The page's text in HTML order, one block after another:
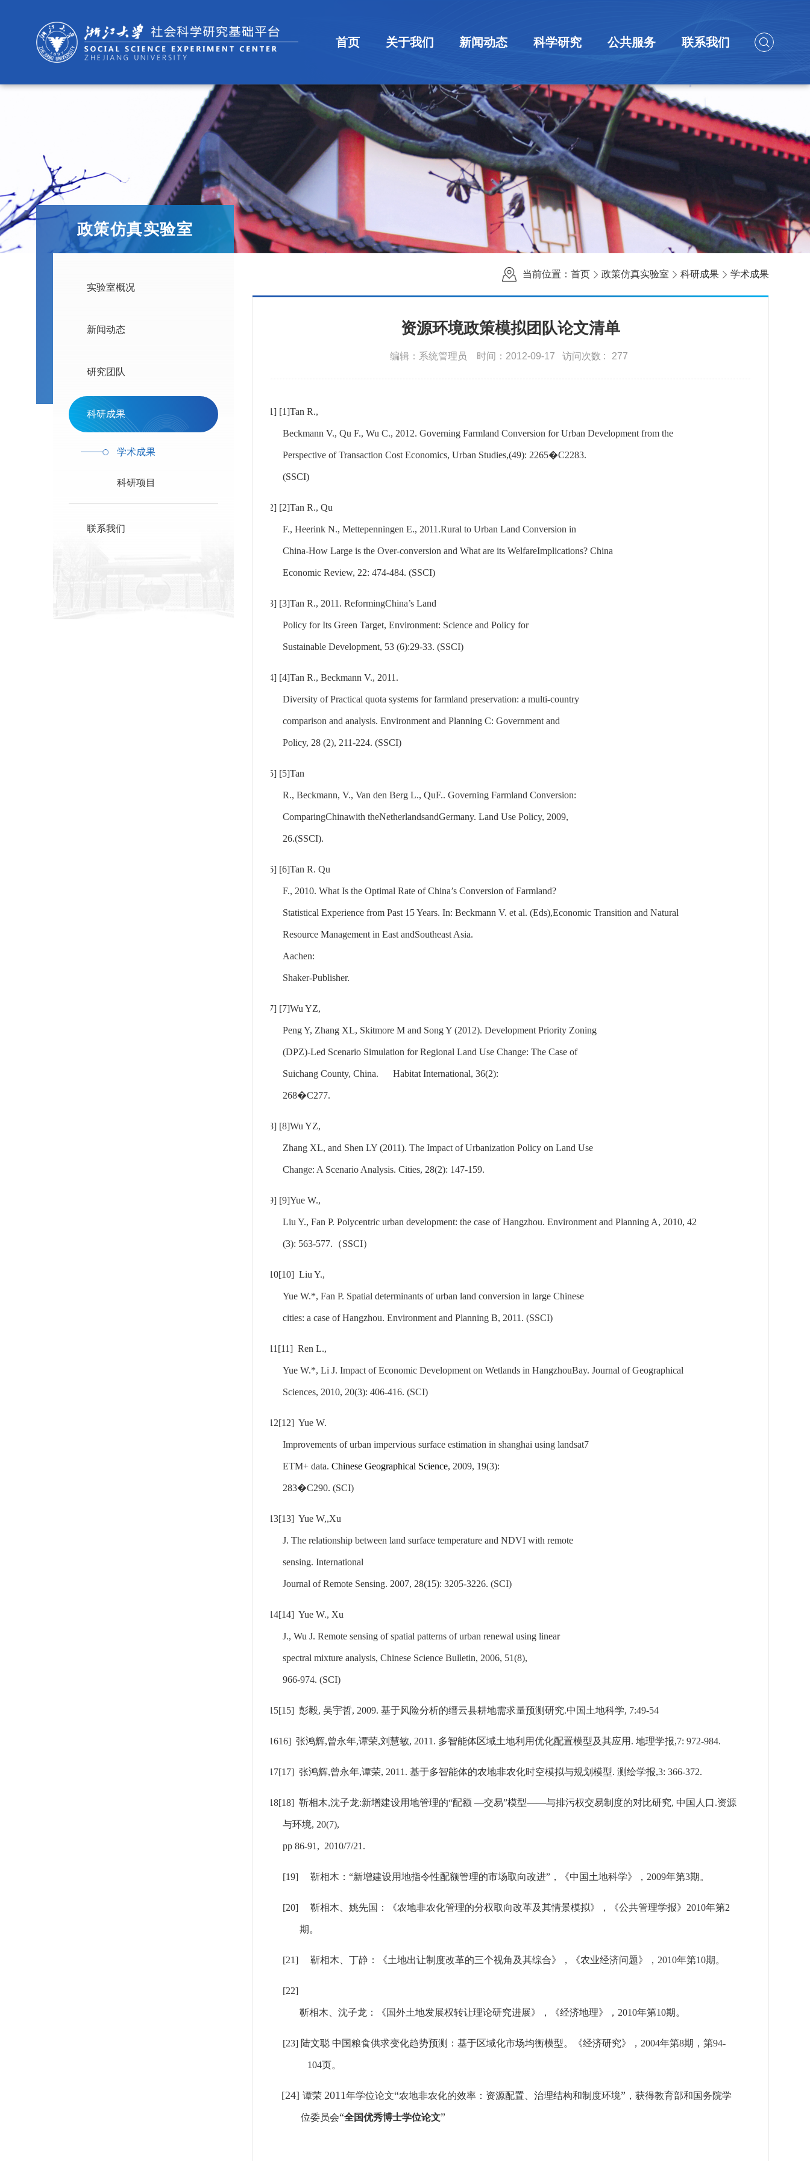
首页 关于我们
平台简介
组织机构
规章制度
新闻动态
新闻速递
通知公告
科学研究
研究团队
科研成果
科研项目
公共服务
中国家庭大数据库
大型仪器共享服务
联系我们
联系方式
政策仿真实验室
实验室概况
新闻动态
研究团队
科研成果
学术成果
科研项目
联系我们
当前位置： 首页 政策仿真实验室 科研成果 学术成果
资源环境政策模拟团队论文清单
编辑：系统管理员 时间：2012-09-17 访问次数 : 277
[1] [1]Tan R.,
Beckmann V., Qu F., Wu C., 2012. Governing Farmland Conversion for Urban Development from the
Perspective of Transaction Cost Economics, Urban Studies,(49): 2265�C2283.
(SSCI)
[2] [2]Tan R., Qu
F., Heerink N., Mettepenningen E., 2011.Rural to Urban Land Conversion in
China-How Large is the Over-conversion and What are its WelfareImplications? China
Economic Review, 22: 474-484. (SSCI)
[3] [3]Tan R., 2011. ReformingChina’s Land
Policy for Its Green Target, Environment: Science and Policy for
Sustainable Development, 53 (6):29-33. (SSCI)
[4] [4]Tan R., Beckmann V., 2011.
Diversity of Practical quota systems for farmland preservation: a multi-country
comparison and analysis. Environment and Planning C: Government and
Policy, 28 (2), 211-224. (SSCI)
[5] [5]Tan
R., Beckmann, V., Van den Berg L., QuF.. Governing Farmland Conversion:
ComparingChinawith theNetherlandsandGermany. Land Use Policy, 2009,
26.(SSCI).
[6] [6]Tan R. Qu
F., 2010. What Is the Optimal Rate of China’s Conversion of Farmland?
Statistical Experience from Past 15 Years. In: Beckmann V. et al. (Eds),Economic Transition and Natural
Resource Management in East andSoutheast Asia.
Aachen:
Shaker-Publisher.
[7] [7]Wu YZ,
Peng Y, Zhang XL, Skitmore M and Song Y (2012). Development Priority Zoning
(DPZ)-Led Scenario Simulation for Regional Land Use Change: The Case of
Suichang County, China. Habitat International, 36(2):
268�C277.
[8] [8]Wu YZ,
Zhang XL, and Shen LY (2011). The Impact of Urbanization Policy on Land Use
Change: A Scenario Analysis. Cities, 28(2): 147-159.
[9] [9]Yue W.,
Liu Y., Fan P. Polycentric urban development: the case of Hangzhou. Environment and Planning A, 2010, 42
(3): 563-577. （SSCI）
[10[10] Liu Y.,
Yue W.*, Fan P. Spatial determinants of urban land conversion in large Chinese
cities: a case of Hangzhou. Environment and Planning B, 2011. (SSCI)
[11[11] Ren L.,
Yue W.*, Li J. Impact of Economic Development on Wetlands in HangzhouBay. Journal of Geographical
Sciences, 2010, 20(3): 406-416. (SCI)
[12[12] Yue W.
Improvements of urban impervious surface estimation in shanghai using landsat7
ETM+ data. Chinese Geographical Science, 2009, 19(3):
283�C290. (SCI)
[13[13] Yue W,,Xu
J. The relationship between land surface temperature and NDVI with remote
sensing. International
Journal of Remote Sensing. 2007, 28(15): 3205-3226. (SCI)
[14[14] Yue W., Xu
J., Wu J. Remote sensing of spatial patterns of urban renewal using linear
spectral mixture analysis, Chinese Science Bulletin, 2006, 51(8),
966-974. (SCI)
[15[15] 彭毅, 吴宇哲, 2009. 基于风险分析的缙云县耕地需求量预测研究.中国土地科学, 7:49-54
[1616] 张鸿辉,曾永年,谭荣,刘慧敏, 2011. 多智能体区域土地利用优化配置模型及其应用 . 地理学报,7: 972-984.
[17[17] 张鸿辉,曾永年,谭荣, 2011. 基于多智能体的农地非农化时空模拟与规划模型. 测绘学报,3: 366-372.
[18[18] 靳相木,沈子龙:新增建设用地管理的“配额 ―交易”模型――与排污权交易制度的对比研究, 中国人口.资源
与环境, 20(7),
pp 86-91, 2010/7/21.
[19] 靳相木：“新增建设用地指令性配额管理的市场取向改进”，《中国土地科学》， 2009年第3期。
[20] 靳相木、姚先国：《农地非农化管理的分权取向改革及其情景模拟》，《公共管理学报》 2010年第2
期。
[21] 靳相木、丁静：《土地出让制度改革的三个视角及其综合》，《农业经济问题》， 2010年第10期。
[22]
靳相木、沈子龙：《国外土地发展权转让理论研究进展》，《经济地理》， 2010年第10期。
[23] 陆文聪 中国粮食供求变化趋势预测：基于区域化市场均衡模型。《经济研究》， 2004年第8期，第94-
104页。
[24]谭荣 2011年学位论文“农地非农化的效率：资源配置、治理结构和制度环境” ，获得教育部和国务院学
位委员会“全国优秀博士学位论文”